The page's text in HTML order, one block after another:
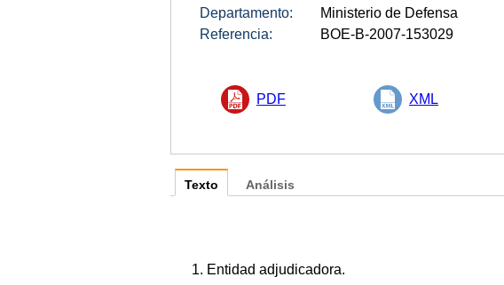
Departamento:
Ministerio de Defensa
Referencia:
BOE-B-2007-153029
PDF XML
Texto
1. Entidad adjudicadora.
Análisis